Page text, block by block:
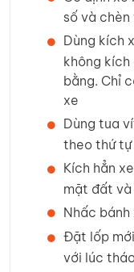
số và
Dùng kích
không
bằng. Chỉ
xe
Dùng tua
theo thứ tự
Kích hẳn
mặt đất
Nhấc bánh
Đặt lốp
với lúc